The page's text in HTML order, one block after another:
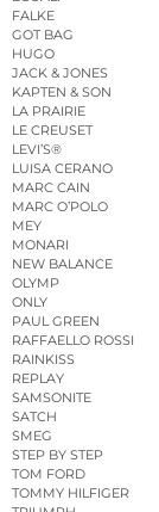
FALKE
GOT BAG
HUGO
JACK & JONES
KAPTEN & SON
LA PRAIRIE
LE CREUSET
LEVI’S®
LUISA CERANO
MARC CAIN
MARC O’POLO
MEY
MONARI
NEW BALANCE
OLYMP
ONLY
PAUL GREEN
RAFFAELLO ROSSI
RAINKISS
REPLAY
SAMSONITE
SATCH
SMEG
STEP BY STEP
TOM FORD
TOMMY HILFIGER